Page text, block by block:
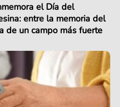
el Día del
entre la memoria del
de un campo más fuerte